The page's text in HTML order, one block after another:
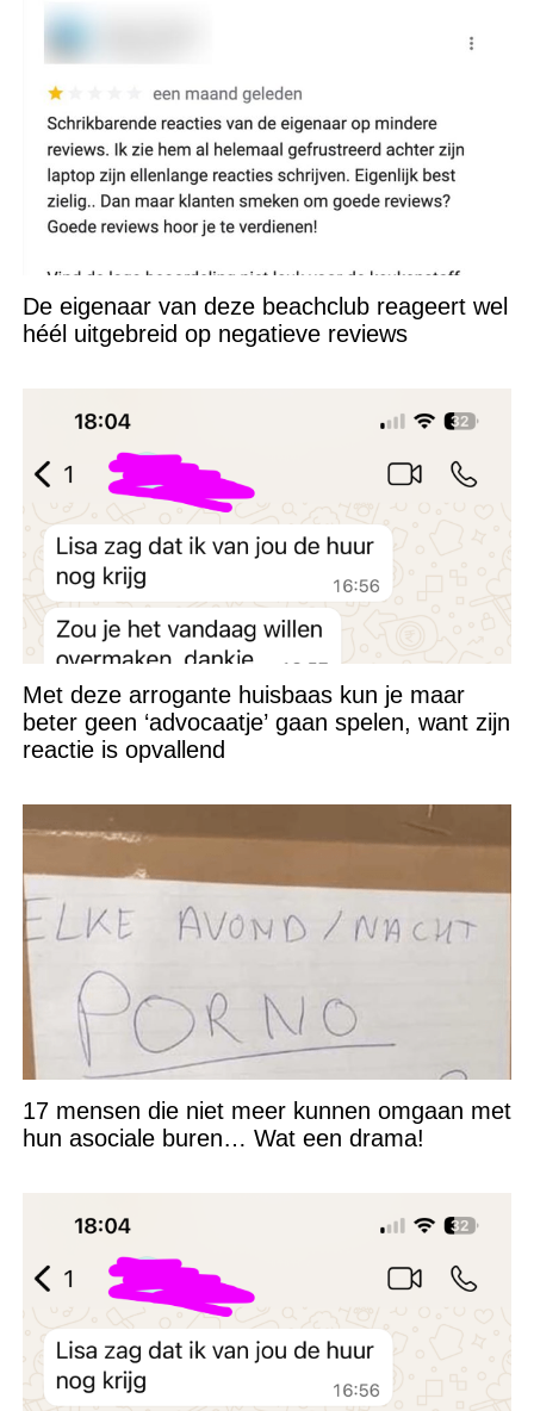
De eigenaar van deze beachclub reageert wel
héél uitgebreid op negatieve reviews
Met deze arrogante huisbaas kun je maar
beter geen ‘advocaatje’ gaan spelen, want zijn
reactie is opvallend
17 mensen die niet meer kunnen omgaan met
hun asociale buren… Wat een drama!